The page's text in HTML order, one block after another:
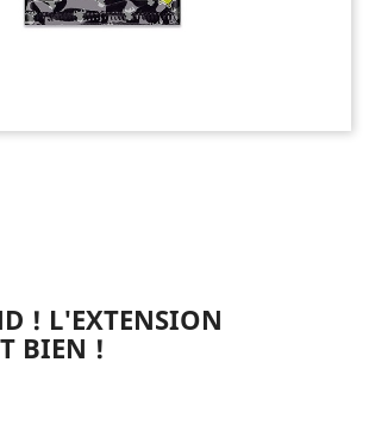
! L'EXTENSION
BIEN !